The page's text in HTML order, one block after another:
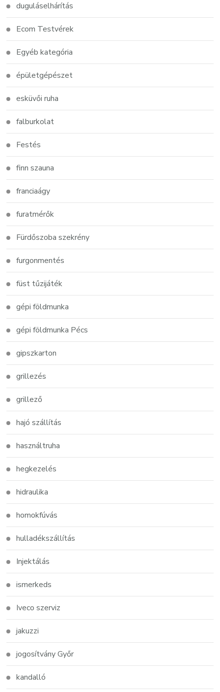
duguláselhárítás
Ecom Testvérek
Egyéb kategória
épületgépészet
esküvői ruha
falburkolat
Festés
finn szauna
franciaágy
furatmérők
Fürdőszoba szekrény
furgonmentés
füst tűzijáték
gépi földmunka
gépi földmunka Pécs
gipszkarton
grillezés
grillező
hajó szállítás
használtruha
hegkezelés
hidraulika
homokfúvás
hulladékszállítás
Injektálás
ismerkeds
Iveco szerviz
jakuzzi
jogosítvány Győr
kandalló